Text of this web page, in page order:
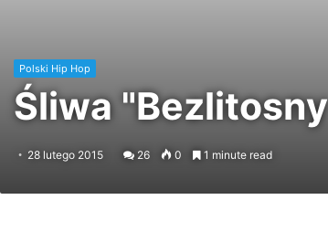
Polski Hip Hop
Śliwa
28 lutego 2015 26 0 1 minute read